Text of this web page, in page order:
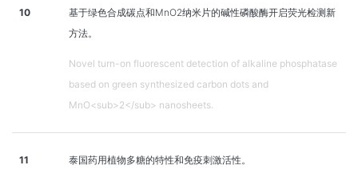
10
基于绿色合成碳点和MnO2纳米片的碱性磷酸酶开启荧光检测新
方法。
Novel turn-on fluorescent detection of alkaline phosphatase
based on green synthesized carbon dots and
MnO<sub>2</sub> nanosheets.
11 泰国药用植物多糖的特性和免疫刺激活性。